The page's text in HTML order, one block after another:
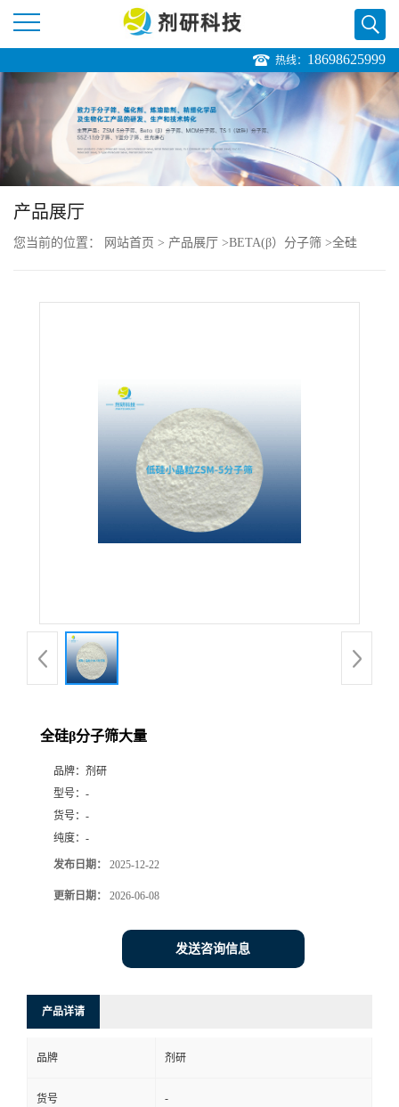
页
公
厅
方
式
热线： 18698625999
产品展厅
您当前的位置： 网站首页 > 产品展厅 >BETA(β）分子筛 >全硅
全硅β分子筛大量
品牌： 剂研
型号： -
货号： -
纯度： -
发布日期： 2025-12-22
更新日期： 2026-06-08
发送咨询信息
产品详请
品牌 剂研
货号 -